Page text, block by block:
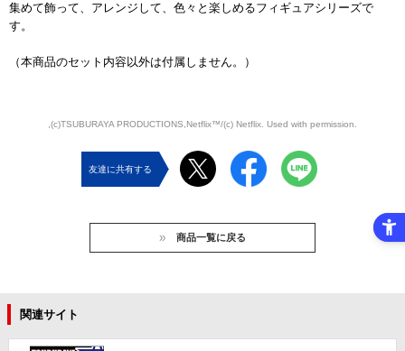
集めて飾って、アレンジして、色々と楽しめるフィギュアシリーズで
す。
（本商品のセット内容以外は付属しません。）
,(c)TSUBURAYA PRODUCTIONS,Netflix™/(c) Netflix. Used with permission.
友達に共有する
商品一覧に戻る
関連サイト